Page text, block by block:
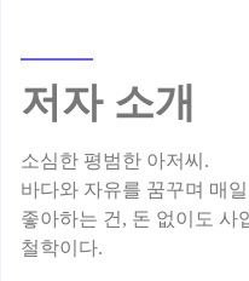
저자 소개
소심한 평범한 아저씨.
바다와 자유를 꿈꾸며 매
좋아하는 건, 돈 없이도